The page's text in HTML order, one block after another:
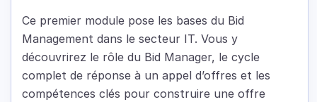
Ce premier module pose les bases du Bid
Management dans le secteur IT. Vous y
découvrirez le rôle du Bid Manager, le cycle
complet de réponse à un appel d’offres et les
compétences clés pour construire une offre